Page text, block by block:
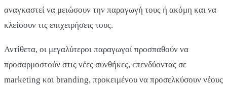
αναγκαστεί να μειώσουν την παραγωγή τους ή ακόμη και να
κλείσουν τις επιχειρήσεις τους.
Αντίθετα, οι μεγαλύτεροι παραγωγοί προσπαθούν να
προσαρμοστούν στις νέες συνθήκες, επενδύοντας σε
marketing και branding, προκειμένου να προσελκύσουν νέους